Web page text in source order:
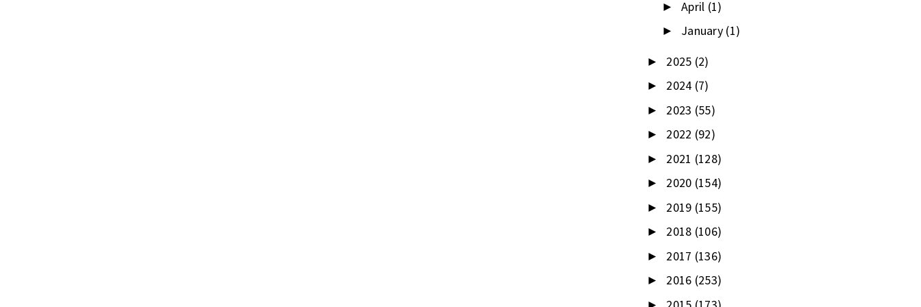
► April (1)
► January (1)
► 2025 (2)
► 2024 (7)
► 2023 (55)
► 2022 (92)
► 2021 (128)
► 2020 (154)
► 2019 (155)
► 2018 (106)
► 2017 (136)
► 2016 (253)